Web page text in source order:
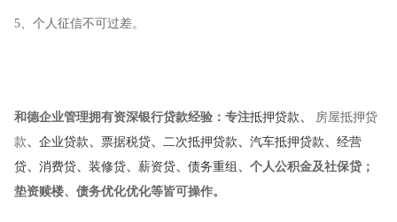
5、个人征信不可过差。
和德企业管理拥有资深银行贷款经验：专注抵押贷款、 房屋抵押贷
款、 企业贷款、 票据税贷、 二次抵押贷款、 汽车抵押贷款、 经营
贷、 消费贷、 装修贷、 薪资贷、 债务重组 、个人公积金及社保贷；
垫资赎楼、债务优化优化等皆可操作。